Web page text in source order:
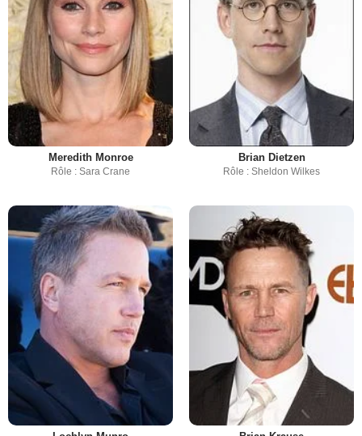
Meredith Monroe
Rôle : Sara Crane
Brian Dietzen
Rôle : Sheldon Wilkes